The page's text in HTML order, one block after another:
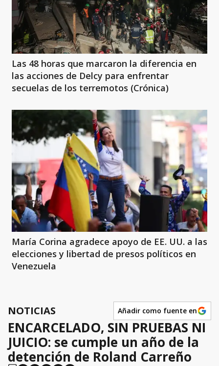
Las 48 horas que marcaron la diferencia en
las acciones de Delcy para enfrentar
secuelas de los terremotos (Crónica)
María Corina agradece apoyo de EE. UU. a las
elecciones y libertad de presos políticos en
Venezuela
NOTICIAS Añadir como fuente en
ENCARCELADO, SIN PRUEBAS NI
JUICIO: se cumple un año de la
detención de Roland Carreño